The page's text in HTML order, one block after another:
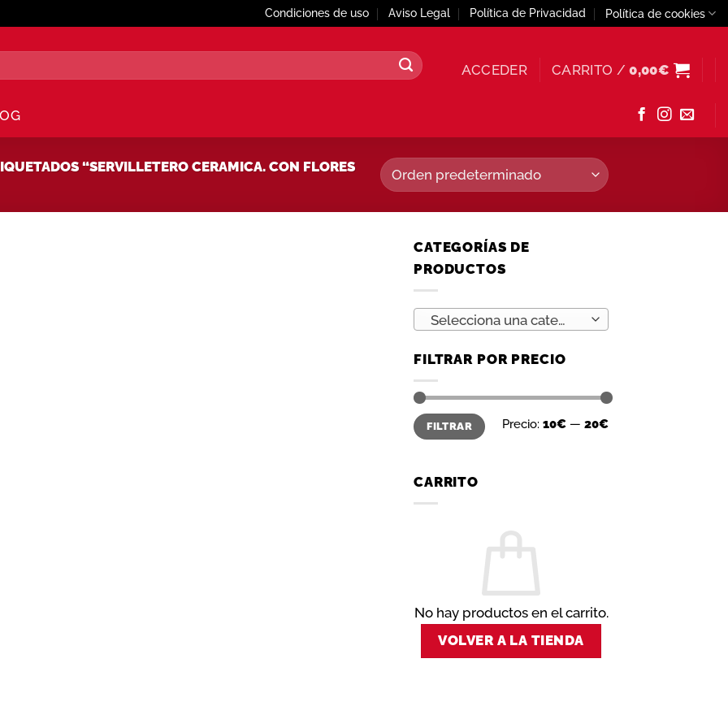
Condiciones de uso Aviso Legal Política de Privacidad Política de cookies
ACCEDER CARRITO /0,00€
“SERVILLETERO CERAMICA. CON FLORES
CATEGORÍAS DE
PRODUCTOS
Selecciona una categoría
FILTRAR POR PRECIO
Precio
mínimo
Precio
máximo
FILTRAR Precio: 10€ — 20€
CARRITO
No hay productos en el carrito.
VOLVER A LA TIENDA